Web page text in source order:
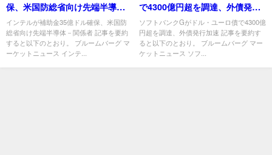
保、米国防総省向け先端半導体
－関係者
インテルが補助金35億ドル確保、米国防
総省向け先端半導体－関係者 記事を要約
すると以下のとおり。 ブルームバーグ マ
ーケットニュース インテ...
で4300億円超を調達、外債発行
加速
ソフトバンクGがドル・ユーロ債で4300億
円超を調達、外債発行加速 記事を要約す
ると以下のとおり。 ブルームバーグ マー
ケットニュース ソフ...